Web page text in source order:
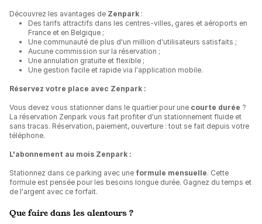
Découvrez les avantages de Zenpark :
Des tarifs attractifs dans les centres-villes, gares et aéroports en
France et en Belgique ;
Une communauté de plus d'un million d'utilisateurs satisfaits ;
Aucune commission sur la réservation ;
Une annulation gratuite et flexible ;
Une gestion facile et rapide via l'application mobile.
Réservez votre place avec Zenpark :
Vous devez vous stationner dans le quartier pour une courte durée ?
La réservation Zenpark vous fait profiter d'un stationnement fluide et
sans tracas. Réservation, paiement, ouverture : tout se fait depuis votre
téléphone.
L'abonnement au mois Zenpark :
Stationnez dans ce parking avec une formule mensuelle. Cette
formule est pensée pour les besoins longue durée. Gagnez du temps et
de l'argent avec ce forfait.
Que faire dans les alentours ?